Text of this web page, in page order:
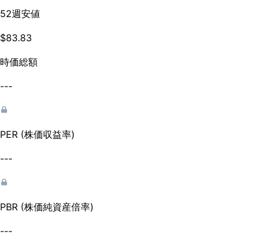
52週安値
$83.83
時価総額
---
PER (株価収益率)
---
PBR (株価純資産倍率)
---